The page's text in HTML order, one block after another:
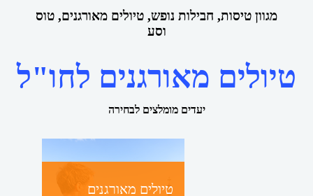
מגוון טיסות, חבילות נופש, טיולים מאורגנים, טוס
וסע
טיולים מאורגנים לחו"ל
יעדים מומלצים לבחירה
טיולים מאורגנים